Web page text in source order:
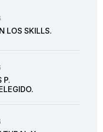
LOS SKILLS.
P.